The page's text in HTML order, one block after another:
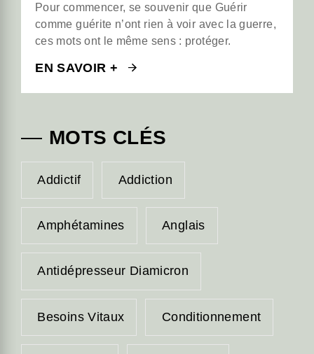
Pour commencer, se souvenir que Guérir
comme guérite n’ont rien à voir avec la guerre,
ces mots ont le même sens : protéger.
EN SAVOIR +
MOTS CLÉS
Addictif Addiction
Amphétamines Anglais
Antidépresseur Diamicron
Besoins Vitaux Conditionnement